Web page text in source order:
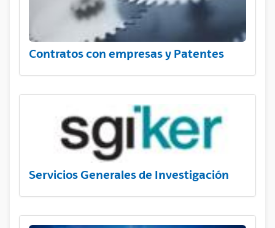
Contratos con empresas y Patentes
Servicios Generales de Investigación